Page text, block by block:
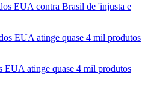
EUA contra Brasil de 'injusta e
EUA atinge quase 4 mil produtos